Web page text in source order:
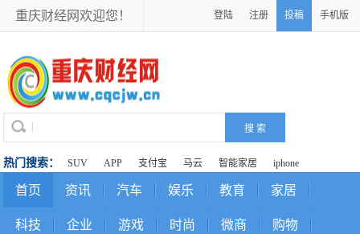
重庆财经网欢迎您！ 登陆 注册 投稿 手机版
热门搜索： SUV APP 支付宝 马云 智能家居 iphone
首页 资讯 汽车 娱乐 教育 家居
科技 企业 游戏 时尚 微商 购物